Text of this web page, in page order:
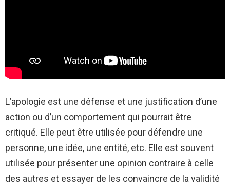
L’apologie est une défense et une justification d’une
action ou d’un comportement qui pourrait être
critiqué. Elle peut être utilisée pour défendre une
personne, une idée, une entité, etc. Elle est souvent
utilisée pour présenter une opinion contraire à celle
des autres et essayer de les convaincre de la validité